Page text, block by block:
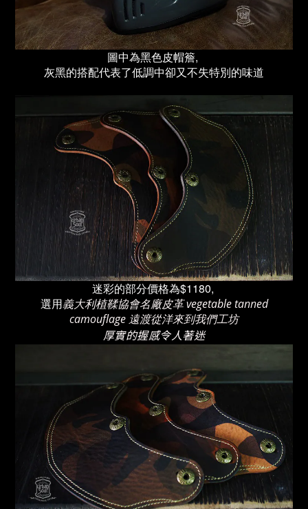
圖中為黑色皮帽簷,
灰黑的搭配代表了低調中卻又不失特別的味道
迷彩的部分價格為$1180,
選用義大利植鞣協會名廠皮革 vegetable tanned
camouflage 遠渡從洋來到我們工坊
厚實的握感令人著迷